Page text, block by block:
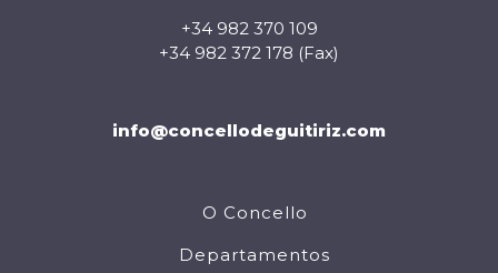
+34 982 370 109
+34 982 372 178 (Fax)
info@concellodeguitiriz.com
O Concello
Departamentos